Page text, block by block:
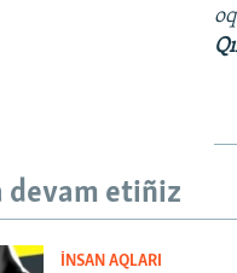
devam etiñiz
İNSAN AQLARI